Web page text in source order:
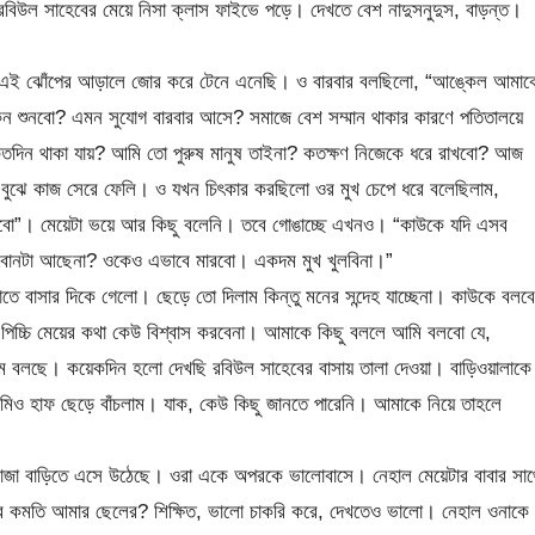
সাহেবের মেয়ে নিসা ক্লাস ফাইভে পড়ে। দেখতে বেশ নাদুসনুদুস, বাড়ন্ত।
ঝোঁপের আড়ালে জোর করে টেনে এনেছি। ও বারবার বলছিলো, “আঙ্কেল
এমন সুযোগ বারবার আসে? সমাজে বেশ সম্মান থাকার কারণে পতিতালয়ে
থাকা যায়? আমি তো পুরুষ মানুষ তাইনা? কতক্ষণ নিজেকে ধরে রাখবো? আজ
কাজ সেরে ফেলি। ও যখন চিৎকার করছিলো ওর মুখ চেপে ধরে বলেছিলাম,
মেয়েটা ভয়ে আর কিছু বলেনি। তবে গোঙাচ্ছে এখনও। “কাউকে যদি এসব
আছেনা? ওকেও এভাবে মারবো। একদম মুখ খুলবিনা।”
দিকে গেলো। ছেড়ে তো দিলাম কিন্তু মনের সন্দেহ যাচ্ছেনা। কাউকে
মেয়ের কথা কেউ বিশ্বাস করবেনা। আমাকে কিছু বললে আমি বলবো যে,
কয়েকদিন হলো দেখছি রবিউল সাহেবের বাসায় তালা দেওয়া। বাড়িওয়ালাকে
হাফ ছেড়ে বাঁচলাম। যাক, কেউ কিছু জানতে পারেনি। আমাকে নিয়ে তাহলে
এসে উঠেছে। ওরা একে অপরকে ভালোবাসে। নেহাল মেয়েটার বাবার
আমার ছেলের? শিক্ষিত, ভালো চাকরি করে, দেখতেও ভালো। নেহাল ওনাকে